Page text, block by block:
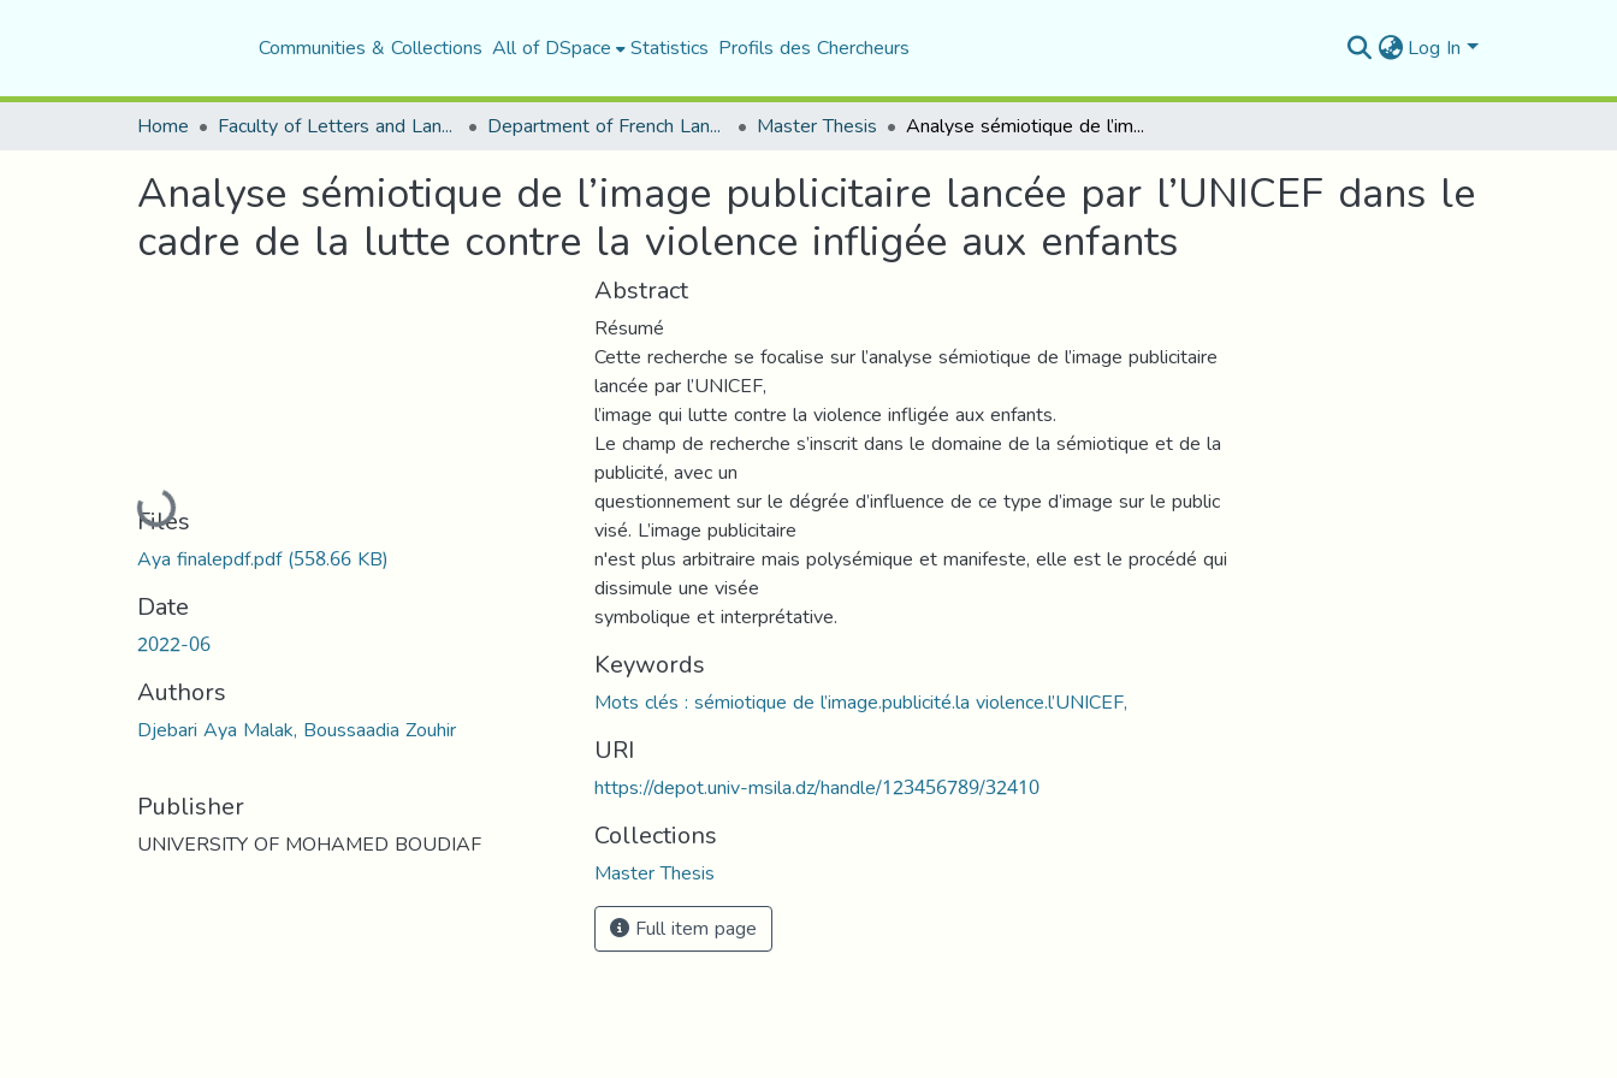
Communities & Collections All of DSpace Statistics Profils des Chercheurs Log In
Home Faculty of Letters and Languages Department of French Language and Literature Master Thesis Analyse sémiotique de l’image publicitaire lancée par l’UNICEF dans le cadre de la lutte contre la violence infligée aux enfants
Analyse sémiotique de l’image publicitaire lancée par l’UNICEF dans le
cadre de la lutte contre la violence infligée aux enfants
Loading...
Files
Aya finalepdf.pdf(558.66 KB)
Date
2022-06
Authors
Djebari Aya Malak, Boussaadia Zouhir
Publisher
UNIVERSITY OF MOHAMED BOUDIAF
Abstract
Résumé
Cette recherche se focalise sur l’analyse sémiotique de l’image publicitaire
lancée par l’UNICEF,
l’image qui lutte contre la violence infligée aux enfants.
Le champ de recherche s’inscrit dans le domaine de la sémiotique et de la
publicité, avec un
questionnement sur le dégrée d’influence de ce type d’image sur le public
visé. L’image publicitaire
n'est plus arbitraire mais polysémique et manifeste, elle est le procédé qui
dissimule une visée
symbolique et interprétative.
Keywords
Mots clés : sémiotique de l’image.publicité.la violence.l’UNICEF,
URI
https://depot.univ-msila.dz/handle/123456789/32410
Collections
Master Thesis
Full item page